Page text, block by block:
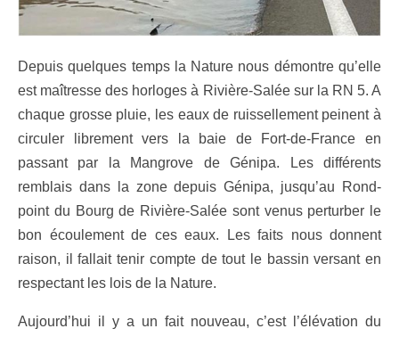
Depuis quelques temps la Nature nous démontre qu’elle
est maîtresse des horloges à Rivière-Salée sur la RN 5. A
chaque grosse pluie, les eaux de ruissellement peinent à
circuler librement vers la baie de Fort-de-France en
passant par la Mangrove de Génipa. Les différents
remblais dans la zone depuis Génipa, jusqu’au Rond-
point du Bourg de Rivière-Salée sont venus perturber le
bon écoulement de ces eaux. Les faits nous donnent
raison, il fallait tenir compte de tout le bassin versant en
respectant les lois de la Nature.
Aujourd’hui il y a un fait nouveau, c’est l’élévation du